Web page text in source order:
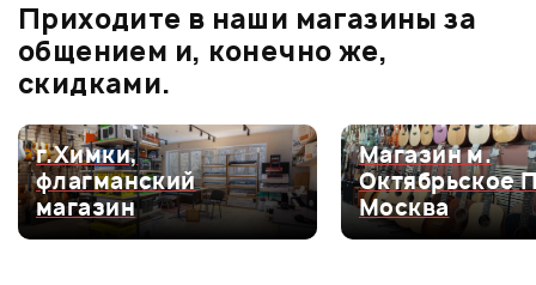
0.0
Оценка5
0
Оценка4
0
Оценка3
0
Приходите в наши магазины за
общением и, конечно же,
скидками.
г.Химки,
флагманский
магазин
Магазин м.
Октябрьское
Москва